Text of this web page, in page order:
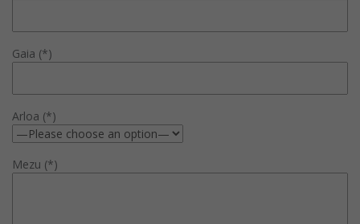
Gaia (*)
Arloa (*)
Mezu (*)